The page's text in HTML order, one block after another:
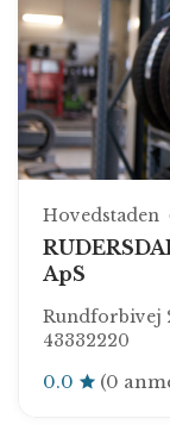
Hovedstaden
ApS
Rundforbivej
43332220
0.0 (0